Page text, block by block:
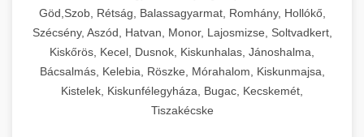
Göd,Szob, Rétság, Balassagyarmat, Romhány, Hollókő,
Szécsény, Aszód, Hatvan, Monor, Lajosmizse, Soltvadkert,
Kiskőrös, Kecel, Dusnok, Kiskunhalas, Jánoshalma,
Bácsalmás, Kelebia, Röszke, Mórahalom, Kiskunmajsa,
Kistelek, Kiskunfélegyháza, Bugac, Kecskemét,
Tiszakécske